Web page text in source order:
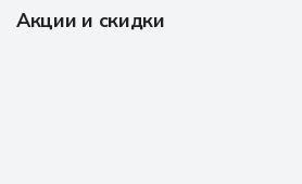
Акции и скидки